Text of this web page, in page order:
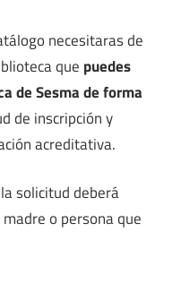
necesitaras de
que puedes
de Sesma de forma
de inscripción y
acreditativa.
solicitud deberá
o persona que